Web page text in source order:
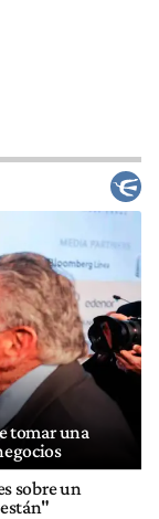
tomar una
sobre un